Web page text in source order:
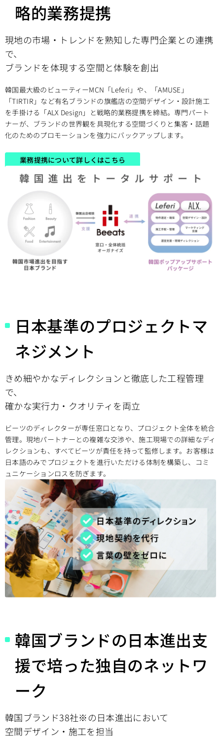
略的業務提携
現地の市場・トレンドを熟知した専門企業との連携
で、
ブランドを体現する空間と体験を創出
韓国最大級のビューティーMCN「Leferi」や、「AMUSE」
「TIRTIR」など有名ブランドの旗艦店の空間デザイン・設計施工
を手掛ける「ALX Design」と戦略的業務提携を締結。専門パート
ナーが、ブランドの世界観を具現化する空間づくりと集客・話題
化のためのプロモーションを強力にバックアップします。
業務提携について詳しくはこちら
日本基準のプロジェクトマ
ネジメント
きめ細やかなディレクションと徹底した工程管理
で、
確かな実行力・クオリティを両立
ビーツのディレクターが専任窓口となり、プロジェクト全体を統合
管理。現地パートナーとの複雑な交渉や、施工現場での詳細なディ
レクションも、すべてビーツが責任を持って監修します。お客様は
日本語のみでプロジェクトを進行いただける体制を構築し、コミ
ュニケーションロスを防ぎます。
韓国ブランドの日本進出支
援で培った独自のネットワ
ーク
韓国ブランド38社※の日本進出において
空間デザイン・施工を担当